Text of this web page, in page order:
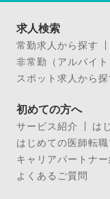
求人検索
常勤求人から探す
非常勤（アルバイ
スポット求人から探
初めての方へ
サービス紹介
は
はじめての医師転
キャリアパートナー
よくあるご質問